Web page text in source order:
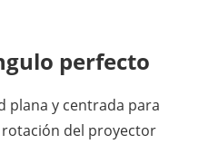
perfecto
plana y centrada para
del proyector